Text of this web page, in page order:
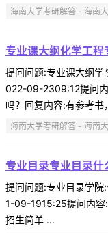
海南大学考研解答 - 海南
专业课大纲化学工
提问问题:专业课大纲
022-09-2309:12提问
吗？回复内容:有参考
海南大学考研解答 - 海南
专业目录专业目录什
提问问题:专业目录学
1-09-1915:25提问内容
招生简单 ...